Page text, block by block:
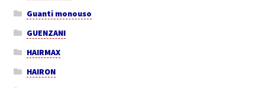
Guanti monouso
GUENZANI
HAIRMAX
HAIRON